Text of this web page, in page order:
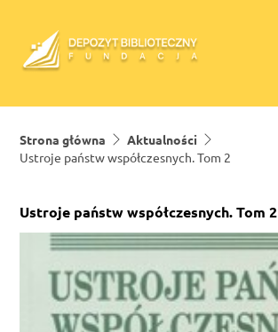
Strona główna
Aktualności
Ustroje państw współczesnych. Tom 2
Ustroje państw współczesnych. Tom 2